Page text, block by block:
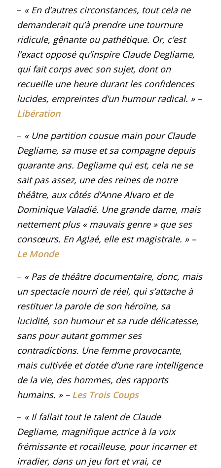
– « En d’autres circonstances, tout cela ne
demanderait qu’à prendre une tournure
ridicule, gênante ou pathétique. Or, c’est
l’exact opposé qu’inspire Claude Degliame,
qui fait corps avec son sujet, dont on
recueille une heure durant les confidences
lucides, empreintes d’un humour radical. » –
Libération
– « Une partition cousue main pour Claude
Degliame, sa muse et sa compagne depuis
quarante ans. Degliame qui est, cela ne se
sait pas assez, une des reines de notre
théâtre, aux côtés d’Anne Alvaro et de
Dominique Valadié. Une grande dame, mais
nettement plus « mauvais genre » que ses
consœurs. En Aglaé, elle est magistrale. » –
Le Monde
– « Pas de théâtre documentaire, donc, mais
un spectacle nourri de réel, qui s’attache à
restituer la parole de son héroïne, sa
lucidité, son humour et sa rude délicatesse,
sans pour autant gommer ses
contradictions. Une femme provocante,
mais cultivée et dotée d’une rare intelligence
de la vie, des hommes, des rapports
humains. » – Les Trois Coups
– « Il fallait tout le talent de Claude
Degliame, magnifique actrice à la voix
frémissante et rocailleuse, pour incarner et
irradier, dans un jeu fort et vrai, ce